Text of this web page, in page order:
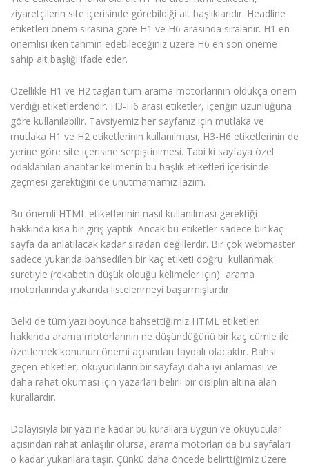
ziyaretçilerin site içerisinde görebildiği alt başlıklarıdır. Headline
etiketleri önem sırasına göre H1 ve H6 arasında sıralanır. H1 en
önemlisi iken tahmin edebileceğiniz üzere H6 en son öneme
sahip alt başlığı ifade eder.
Özellikle H1 ve H2 tagları tüm arama motorlarının oldukça önem
verdiği etiketlerdendir. H3-H6 arası etiketler, içeriğin uzunluğuna
göre kullanılabilir. Tavsiyemiz her sayfanız için mutlaka ve
mutlaka H1 ve H2 etiketlerinin kullanılması, H3-H6 etiketlerinin de
yerine göre site içerisine serpiştirilmesi. Tabi ki sayfaya özel
odaklanılan anahtar kelimenin bu başlık etiketleri içerisinde
geçmesi gerektiğini de unutmamamız lazım.
Bu önemli HTML etiketlerinin nasıl kullanılması gerektiği
hakkında kısa bir giriş yaptık. Ancak bu etiketler sadece bir kaç
sayfa da anlatılacak kadar sıradan değillerdir. Bir çok webmaster
sadece yukarıda bahsedilen bir kaç etiketi doğru kullanmak
suretiyle (rekabetin düşük olduğu kelimeler için) arama
motorlarında yukarıda listelenmeyi başarmışlardır.
Belki de tüm yazı boyunca bahsettiğimiz HTML etiketleri
hakkında arama motorlarının ne düşündüğünü bir kaç cümle ile
özetlemek konunun önemi açısından faydalı olacaktır. Bahsi
geçen etiketler, okuyucuların bir sayfayı daha iyi anlaması ve
daha rahat okuması için yazarları belirli bir disiplin altına alan
kurallardır.
Dolayısıyla bir yazı ne kadar bu kurallara uygun ve okuyucular
açısından rahat anlaşılır olursa, arama motorları da bu sayfaları
o kadar yukarılara taşır. Çünkü daha öncede belirttiğimiz üzere